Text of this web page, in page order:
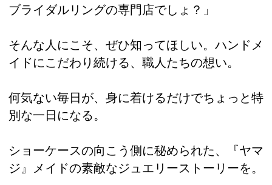
ブライダルリングの専門店でしょ？」
そんな人にこそ、ぜひ知ってほしい。ハンドメ
イドにこだわり続ける、職人たちの想い。
何気ない毎日が、身に着けるだけでちょっと特
別な一日になる。
ショーケースの向こう側に秘められた、『ヤマ
ジ』メイドの素敵なジュエリーストーリーを。